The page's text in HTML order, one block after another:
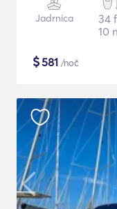
Jadrnica
34
10
$581 /noč